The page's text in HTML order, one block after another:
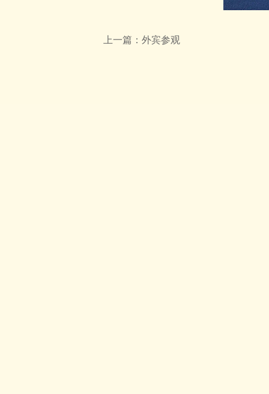
上一篇： 外宾参观